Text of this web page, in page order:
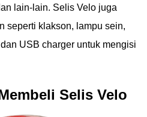
lain-lain. Selis Velo juga
seperti klakson, lampu sein,
USB charger untuk mengisi
Selis Velo